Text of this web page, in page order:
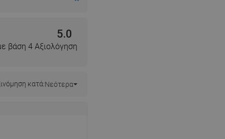
5.0
βάση 4 Αξιολόγηση
κατά:Νεότερα